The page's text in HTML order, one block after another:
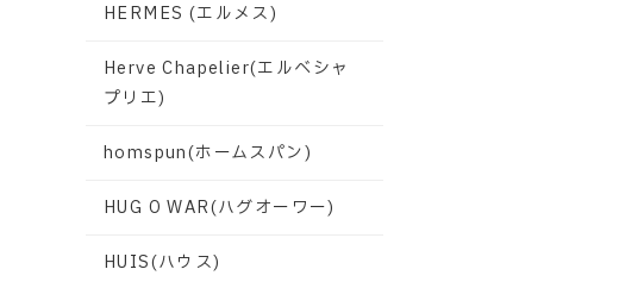
HERMES (エルメス)
Herve Chapelier(エルベシャ
プリエ)
homspun(ホームスパン)
HUG O WAR(ハグオーワー)
HUIS(ハウス)